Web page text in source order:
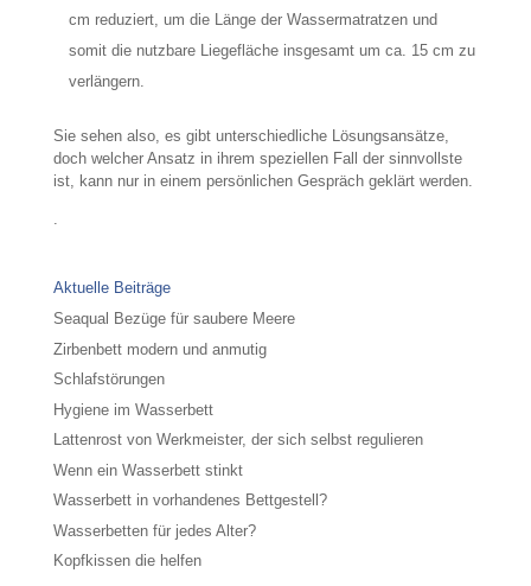
cm reduziert, um die Länge der Wassermatratzen und
somit die nutzbare Liegefläche insgesamt um ca. 15 cm zu
verlängern.
Sie sehen also, es gibt unterschiedliche Lösungsansätze,
doch welcher Ansatz in ihrem speziellen Fall der sinnvollste
ist, kann nur in einem persönlichen Gespräch geklärt werden.
.
Aktuelle Beiträge
Seaqual Bezüge für saubere Meere
Zirbenbett modern und anmutig
Schlafstörungen
Hygiene im Wasserbett
Lattenrost von Werkmeister, der sich selbst regulieren
Wenn ein Wasserbett stinkt
Wasserbett in vorhandenes Bettgestell?
Wasserbetten für jedes Alter?
Kopfkissen die helfen